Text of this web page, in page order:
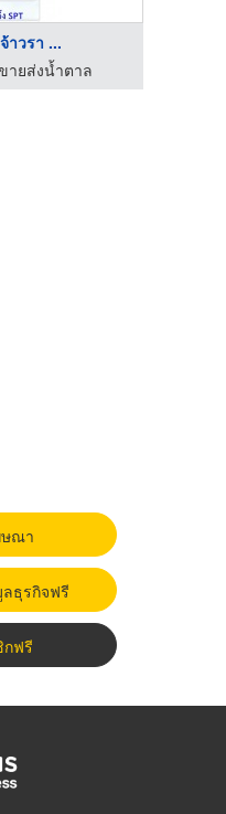
าวรา ...
ายส่งน้ำตาล
ณา
ธุรกิจฟรี
ฟรี